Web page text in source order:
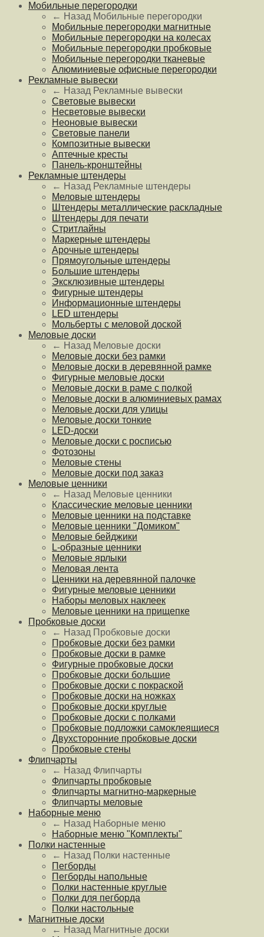
Мобильные перегородки
← Назад Мобильные перегородки
Мобильные перегородки магнитные
Мобильные перегородки на колесах
Мобильные перегородки пробковые
Мобильные перегородки тканевые
Алюминиевые офисные перегородки
Рекламные вывески
← Назад Рекламные вывески
Световые вывески
Несветовые вывески
Неоновые вывески
Световые панели
Композитные вывески
Аптечные кресты
Панель-кронштейны
Рекламные штендеры
← Назад Рекламные штендеры
Меловые штендеры
Штендеры металлические раскладные
Штендеры для печати
Стритлайны
Маркерные штендеры
Арочные штендеры
Прямоугольные штендеры
Большие штендеры
Эксклюзивные штендеры
Фигурные штендеры
Информационные штендеры
LED штендеры
Мольберты с меловой доской
Меловые доски
← Назад Меловые доски
Меловые доски без рамки
Меловые доски в деревянной рамке
Фигурные меловые доски
Меловые доски в раме с полкой
Меловые доски в алюминиевых рамах
Меловые доски для улицы
Меловые доски тонкие
LED-доски
Меловые доски с росписью
Фотозоны
Меловые стены
Меловые доски под заказ
Меловые ценники
← Назад Меловые ценники
Классические меловые ценники
Меловые ценники на подставке
Меловые ценники "Домиком"
Меловые бейджики
L-образные ценники
Меловые ярлыки
Меловая лента
Ценники на деревянной палочке
Фигурные меловые ценники
Наборы меловых наклеек
Меловые ценники на прищепке
Пробковые доски
← Назад Пробковые доски
Пробковые доски без рамки
Пробковые доски в рамке
Фигурные пробковые доски
Пробковые доски большие
Пробковые доски с покраской
Пробковые доски на ножках
Пробковые доски круглые
Пробковые доски с полками
Пробковые подложки самоклеящиеся
Двухсторонние пробковые доски
Пробковые стены
Флипчарты
← Назад Флипчарты
Флипчарты пробковые
Флипчарты магнитно-маркерные
Флипчарты меловые
Наборные меню
← Назад Наборные меню
Наборные меню "Комплекты"
Полки настенные
← Назад Полки настенные
Пегборды
Пегборды напольные
Полки настенные круглые
Полки для пегборда
Полки настольные
Магнитные доски
← Назад Магнитные доски